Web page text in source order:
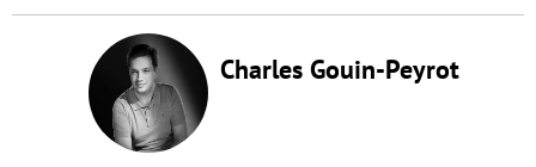
Charles Gouin-Peyrot